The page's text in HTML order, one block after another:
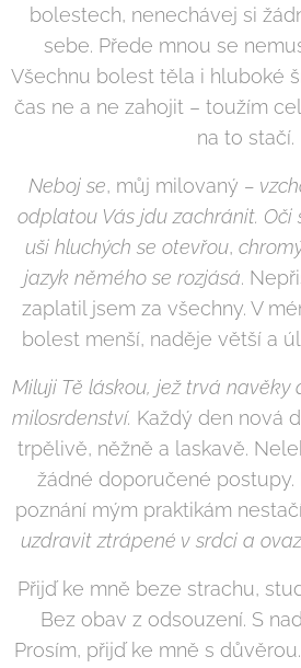
bolestech, nenechávej si
sebe. Přede mnou se
Všechnu bolest těla i hluboké
čas ne a ne zahojit – toužím
na to stačí.
Neboj se, můj milovaný –
odplatou Vás jdu zachránit. Oči
uši hluchých se otevřou,
jazyk němého se rozjásá.
zaplatil jsem za všechny. V
bolest menší, naděje větší a
Miluji Tě láskou, jež trvá navěky
milosrdenství. Každý den nová
trpělivě, něžně a laskavě.
žádné doporučené postupy.
poznání mým praktikám
uzdravit ztrápené v srdci a
Přijď ke mně beze strachu,
Bez obav z odsouzení. S
Prosím, přijď ke mně s